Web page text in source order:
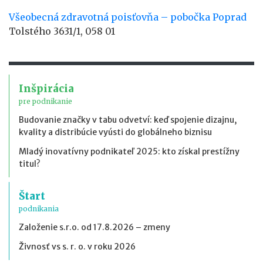
Všeobecná zdravotná poisťovňa – pobočka Poprad
Tolstého 3631/1, 058 01
Inšpirácia
pre podnikanie
Budovanie značky v tabu odvetví: keď spojenie dizajnu,
kvality a distribúcie vyústi do globálneho biznisu
Mladý inovatívny podnikateľ 2025: kto získal prestížny
titul?
Štart
podnikania
Založenie s.r.o. od 17.8.2026 – zmeny
Živnosť vs s. r. o. v roku 2026